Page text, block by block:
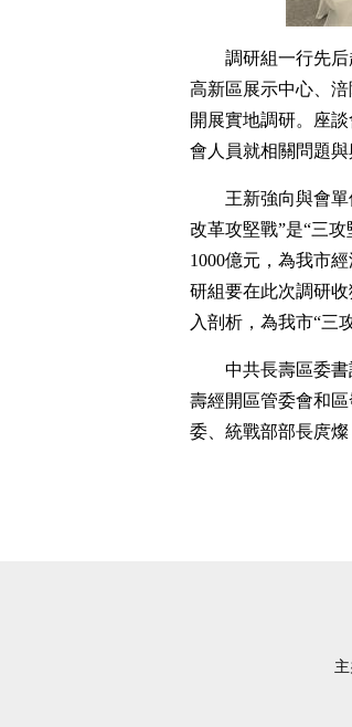
調研組一行先
高新區展示中心、
開展實地調研。座
會人員就相關問題與
王新強向與會
改革攻堅戰”是“三
1000億元，為我市
研組要在此次調研
入剖析，為我市“三
中共長壽區委
壽經開區管委會和
委、統戰部部長庹